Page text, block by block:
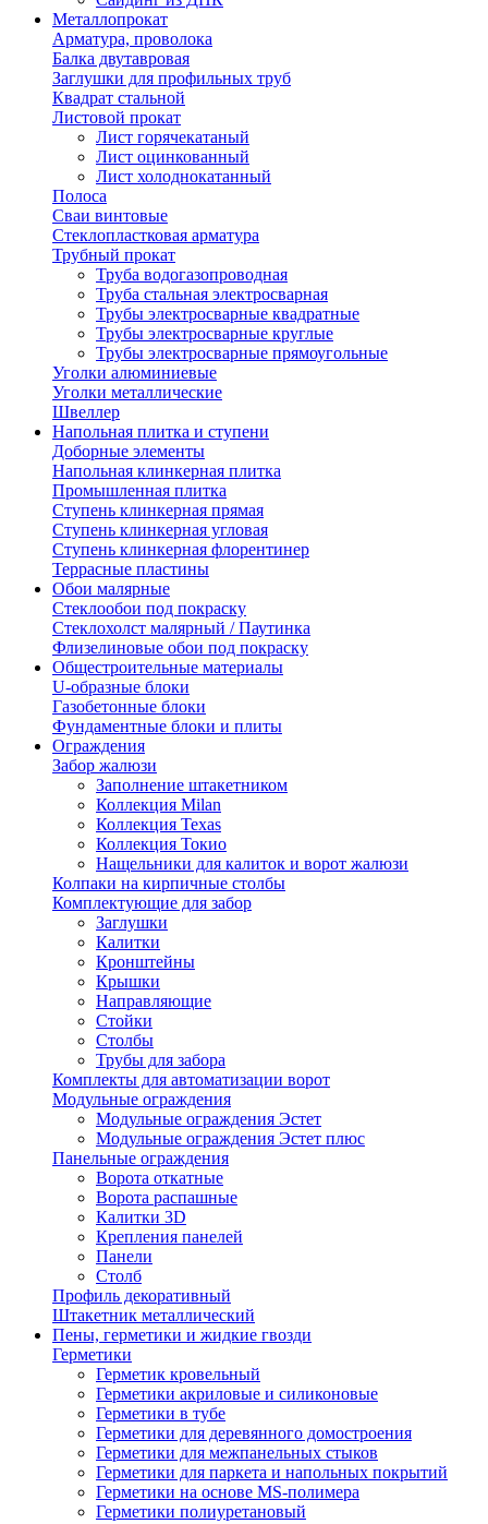
Металлопрокат
Арматура, проволока
Балка двутавровая
Заглушки для профильных труб
Квадрат стальной
Листовой прокат
Лист горячекатаный
Лист оцинкованный
Лист холоднокатанный
Полоса
Сваи винтовые
Стеклопластковая арматура
Трубный прокат
Труба водогазопроводная
Труба стальная электросварная
Трубы электросварные квадратные
Трубы электросварные круглые
Трубы электросварные прямоугольные
Уголки алюминиевые
Уголки металлические
Швеллер
Напольная плитка и ступени
Доборные элементы
Напольная клинкерная плитка
Промышленная плитка
Ступень клинкерная прямая
Ступень клинкерная угловая
Ступень клинкерная флорентинер
Террасные пластины
Обои малярные
Стеклообои под покраску
Стеклохолст малярный / Паутинка
Флизелиновые обои под покраску
Общестроительные материалы
U-образные блоки
Газобетонные блоки
Фундаментные блоки и плиты
Ограждения
Забор жалюзи
Заполнение штакетником
Коллекция Milan
Коллекция Texas
Коллекция Токио
Нащельники для калиток и ворот жалюзи
Колпаки на кирпичные столбы
Комплектующие для забор
Заглушки
Калитки
Кронштейны
Крышки
Направляющие
Стойки
Столбы
Трубы для забора
Комплекты для автоматизации ворот
Модульные ограждения
Модульные ограждения Эстет
Модульные ограждения Эстет плюс
Панельные ограждения
Ворота откатные
Ворота распашные
Калитки 3D
Крепления панелей
Панели
Столб
Профиль декоративный
Штакетник металлический
Пены, герметики и жидкие гвозди
Герметики
Герметик кровельный
Герметики акриловые и силиконовые
Герметики в тубе
Герметики для деревянного домостроения
Герметики для межпанельных стыков
Герметики для паркета и напольных покрытий
Герметики на основе MS-полимера
Герметики полиуретановый